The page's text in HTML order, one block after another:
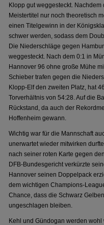
Klopp gut weggesteckt.
Meistertitel nur noch theoretisch
einen Titelgewinn in der
schwer werden, sodass dem
Die Niederschläge gegen
weggesteckt. Nach dem 0:1 in
Hannover 96 ohne große Mühe
Schieber trafen gegen die
Klopp-Elf den zweiten Platz, hat
Torverhältnis von 54:28. Auf die
Rückstand, da auch der
Hoffenheim gewann.
Wichtig war für die Mannschaft
unerwartet wieder mitwirken
nach seiner roten Karte gegen
DFB-Bundesgericht verkürzte
Hannover seinen Doppelpack
dem wichtigen Champions-
Chance, dass die Schwarz
ungeschlagen bleiben.
Kehl und Gündogan werden